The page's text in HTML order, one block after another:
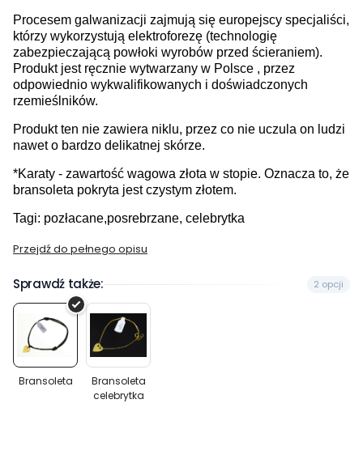
Procesem galwanizacji zajmują się europejscy specjaliści,
którzy wykorzystują elektroforezę (technologię
zabezpieczającą powłoki wyrobów przed ścieraniem).
Produkt jest ręcznie wytwarzany w Polsce , przez
odpowiednio wykwalifikowanych i doświadczonych
rzemieślników.
Produkt ten nie zawiera niklu, przez co nie uczula on ludzi
nawet o bardzo delikatnej skórze.
*Karaty - zawartość wagowa złota w stopie. Oznacza to, że
bransoleta pokryta jest czystym złotem.
Tagi: pozłacane,posrebrzane, celebrytka
Przejdź do pełnego opisu
Sprawdź także: 2 opcji
Bransoleta
Bransoleta
Bransoleta
celebrytka
Bransoleta
celebrytka